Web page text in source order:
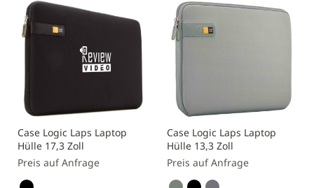
Case Logic Laps Laptop
Hülle 17,3 Zoll
Preis auf Anfrage
Case Logic Laps Laptop
Hülle 13,3 Zoll
Preis auf Anfrage